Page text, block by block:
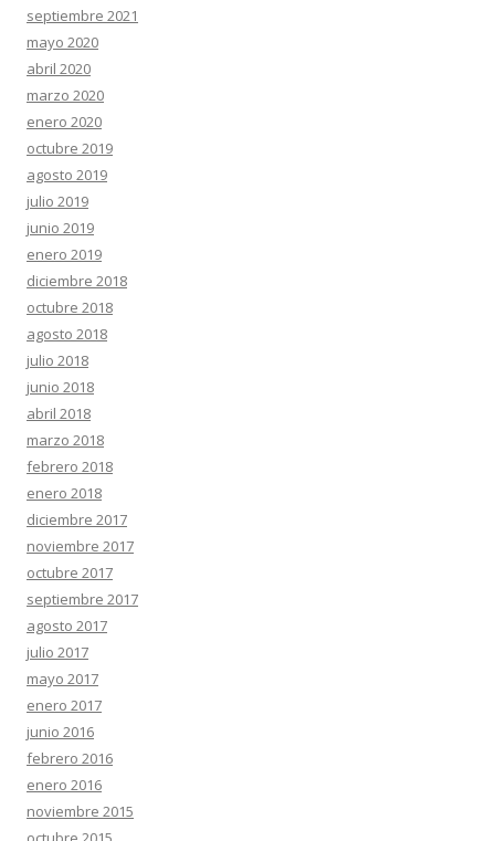
septiembre 2021
mayo 2020
abril 2020
marzo 2020
enero 2020
octubre 2019
agosto 2019
julio 2019
junio 2019
enero 2019
diciembre 2018
octubre 2018
agosto 2018
julio 2018
junio 2018
abril 2018
marzo 2018
febrero 2018
enero 2018
diciembre 2017
noviembre 2017
octubre 2017
septiembre 2017
agosto 2017
julio 2017
mayo 2017
enero 2017
junio 2016
febrero 2016
enero 2016
noviembre 2015